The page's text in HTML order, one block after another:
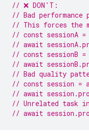
// ❌ DON'T:
// Bad
// This forces the
// const sessionA
// await
// const sessionB
// await
// Bad quality
// const session =
// await
// Unrelated task
// await